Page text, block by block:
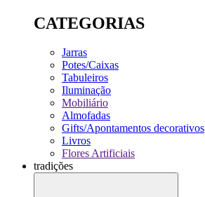
CATEGORIAS
Jarras
Potes/Caixas
Tabuleiros
Iluminação
Mobiliário
Almofadas
Gifts/Apontamentos decorativos
Livros
Flores Artificiais
tradições